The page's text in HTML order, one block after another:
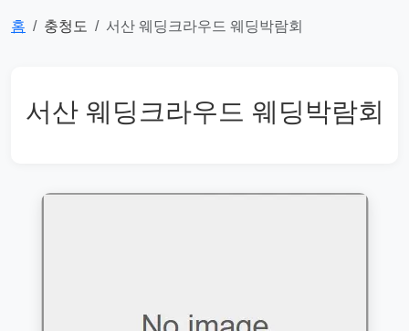
홈 충청도 서산 웨딩크라우드 웨딩박람회
서산 웨딩크라우드 웨딩박람회